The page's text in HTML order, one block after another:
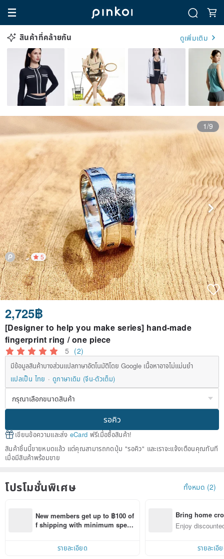
สินค้าที่คล้ายกัน ดูเพิ่มเติม
1/9
5
2,725฿
[Designer to help you make series] hand-made
fingerprint ring / one piece
5 (2)
มีข้อมูลสินค้าบางส่วนแปลภาษาอัตโนมัติโดย Google เนื้อหาอาจไม่แม่นยำ
แปลเป็น ไทย
ดูภาษาเดิม (จีน-ตัวเต็ม)
รอคิว
เขียนข้อความและส่ง eCard ฟรีเมื่อซื้อสินค้า!
สินค้าชิ้นนี้ขายหมดแล้ว แต่คุณสามารถกดปุ่ม "รอคิว" และเราจะแจ้งเตือนคุณทันที
เมื่อมีสินค้าพร้อมขาย
โปรโมชั่นพิเศษ ทั้งหมด (2)
New members get up to ฿100 of
f shipping with minimum spen
within 7 days!
รายละเอียด
Bring home
n with ease
Enjoy
รายละเอี